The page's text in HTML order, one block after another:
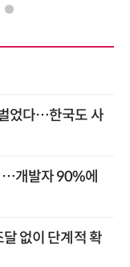
었다…한국도 사
개발자 90%에
없이 단계적 확